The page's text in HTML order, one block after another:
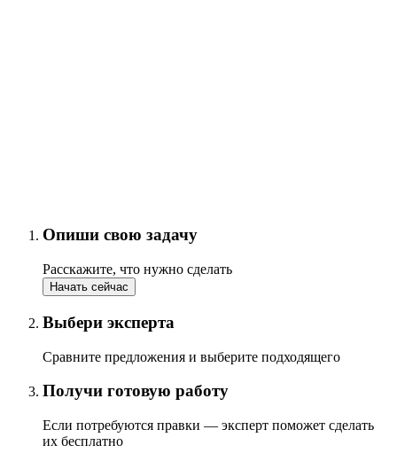
Опиши свою задачу
Расскажите, что нужно сделать
Начать сейчас
Выбери эксперта
Сравните предложения и выберите подходящего
Получи готовую работу
Если потребуются правки — эксперт поможет сделать
их бесплатно